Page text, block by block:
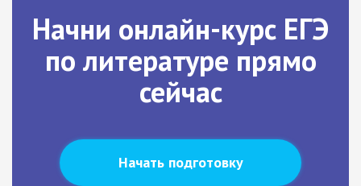
Начни онлайн-курс ЕГЭ
по литературе прямо
сейчас
Начать подготовку